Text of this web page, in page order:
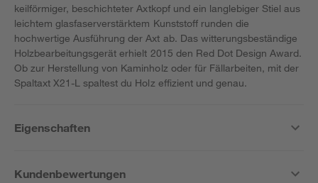
keilförmiger, beschichteter Axtkopf und ein langlebiger Stiel aus
leichtem glasfaserverstärktem Kunststoff runden die
hochwertige Ausführung der Axt ab. Das witterungsbeständige
Holzbearbeitungsgerät erhielt 2015 den Red Dot Design Award.
Ob zur Herstellung von Kaminholz oder für Fällarbeiten, mit der
Spaltaxt X21-L spaltest du Holz effizient und genau.
Eigenschaften
Kundenbewertungen